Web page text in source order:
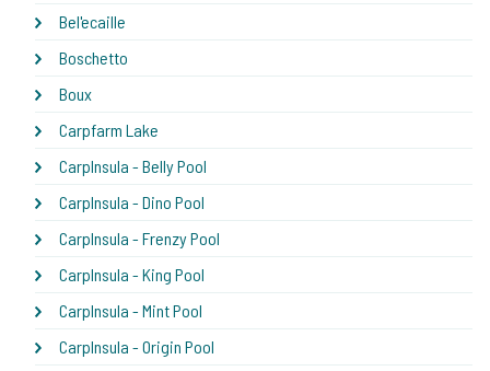
Bel'ecaille
Boschetto
Boux
Carpfarm Lake
CarpInsula - Belly Pool
CarpInsula - Dino Pool
CarpInsula - Frenzy Pool
CarpInsula - King Pool
CarpInsula - Mint Pool
CarpInsula - Origin Pool